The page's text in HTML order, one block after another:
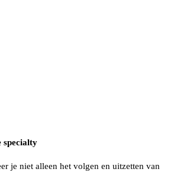
specialty
je niet alleen het volgen en uitzetten van